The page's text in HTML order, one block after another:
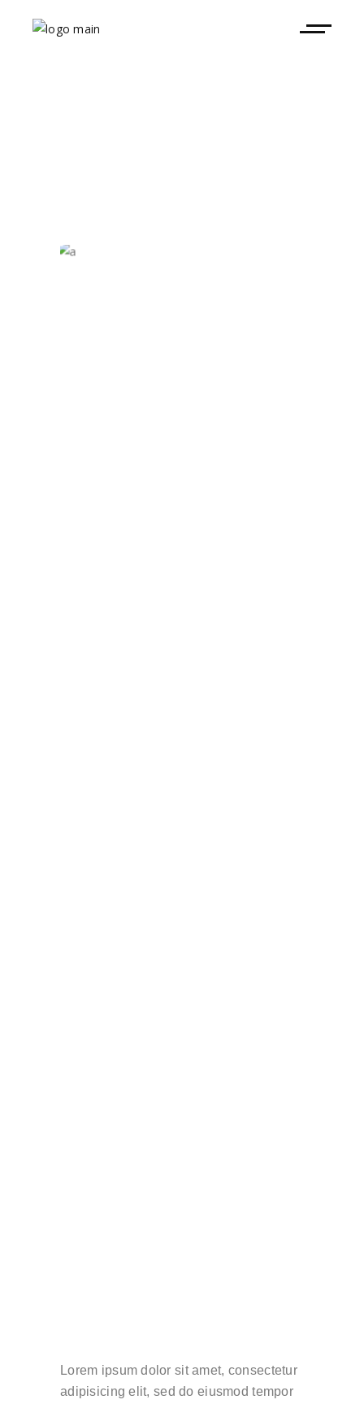
Lorem ipsum dolor sit amet, consectetur
adipisicing elit, sed do eiusmod tempor